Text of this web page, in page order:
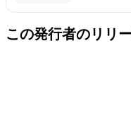
この発行者のリリ